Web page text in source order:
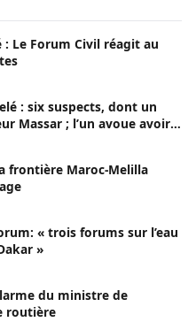
: Le Forum Civil réagit au
: six suspects, dont un
Massar ; l’un avoue avoir
frontière Maroc-Melilla
« trois forums sur l’eau
»
du ministre de
routière